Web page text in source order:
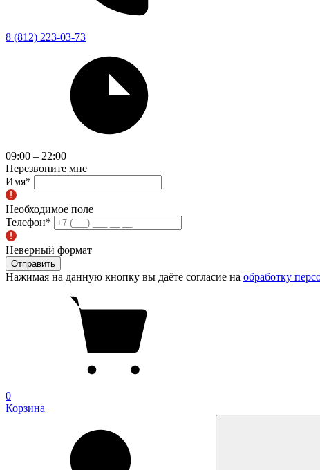
8 (812) 223-03-73
09:00 – 22:00
Перезвоните мне
Имя*
Необходимое поле
Телефон*
Неверный формат
Отправить
Нажимая на данную кнопку вы даёте согласие на обработку
0
Корзина